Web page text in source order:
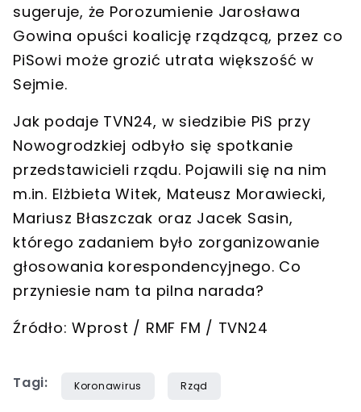
sugeruje, że Porozumienie Jarosława
Gowina opuści koalicję rządzącą, przez co
PiSowi może grozić utrata większość w
Sejmie.
Jak podaje TVN24, w siedzibie PiS przy
Nowogrodzkiej odbyło się spotkanie
przedstawicieli rządu. Pojawili się na nim
m.in. Elżbieta Witek, Mateusz Morawiecki,
Mariusz Błaszczak oraz Jacek Sasin,
którego zadaniem było zorganizowanie
głosowania korespondencyjnego. Co
przyniesie nam ta pilna narada?
Źródło: Wprost / RMF FM / TVN24
Tagi: Koronawirus Rząd